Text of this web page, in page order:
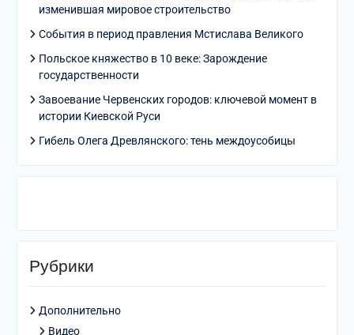
изменившая мировое строительство
События в период правления Мстислава Великого
Польское княжество в 10 веке: Зарождение
государственности
Завоевание Червенских городов: ключевой момент в
истории Киевской Руси
Гибель Олега Древлянского: тень междоусобицы
Рубрики
Дополнительно
Видео